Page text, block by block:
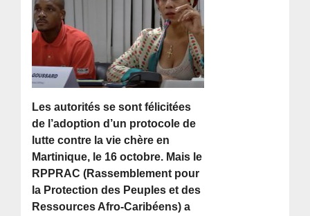
Les autorités se sont félicitées
de l’adoption d’un protocole de
lutte contre la vie chère en
Martinique, le 16 octobre. Mais le
RPPRAC (Rassemblement pour
la Protection des Peuples et des
Ressources Afro-Caribéens) a